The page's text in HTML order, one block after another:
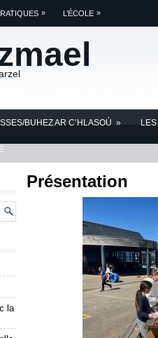
» L’ÉCOLE »
BUHEZ AR C’HLASOÙ »
Présentation
la